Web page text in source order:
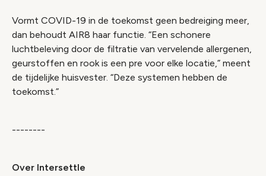
Vormt COVID-19 in de toekomst geen bedreiging meer,
dan behoudt AIR8 haar functie. “Een schonere
luchtbeleving door de filtratie van vervelende allergenen,
geurstoffen en rook is een pre voor elke locatie,” meent
de tijdelijke huisvester. “Deze systemen hebben de
toekomst.”
--------
Over Intersettle